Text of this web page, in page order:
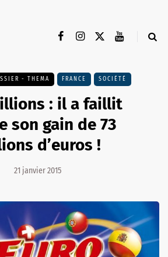
- THEMA FRANCE SOCIÉTÉ
: il a faillit
son gain de 73
d’euros !
21 janvier 2015